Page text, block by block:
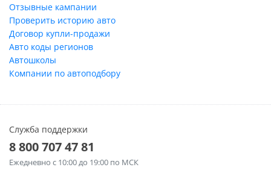
Отзывные кампании
Проверить историю авто
Договор купли-продажи
Авто коды регионов
Автошколы
Компании по автоподбору
Служба поддержки
8 800 707 47 81
Ежедневно с 10:00 до 19:00 по МСК